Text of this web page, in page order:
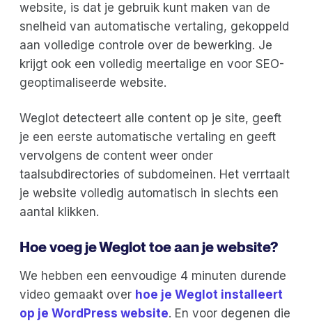
website, is dat je gebruik kunt maken van de
snelheid van automatische vertaling, gekoppeld
aan volledige controle over de bewerking. Je
krijgt ook een volledig meertalige en voor SEO-
geoptimaliseerde website.
Weglot detecteert alle content op je site, geeft
je een eerste automatische vertaling en geeft
vervolgens de content weer onder
taalsubdirectories of subdomeinen. Het verrtaalt
je website volledig automatisch in slechts een
aantal klikken.
Hoe voeg je Weglot toe aan je website?
We hebben een eenvoudige 4 minuten durende
video gemaakt over hoe je Weglot installeert
op je WordPress website. En voor degenen die